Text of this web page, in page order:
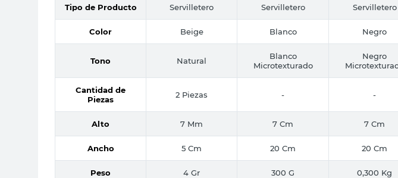
Tipo de Producto Servilletero Servilletero Servilletero
Color Beige Blanco Negro
Tono Natural
Blanco
Microtexturado
Negro
Cantidad de
Piezas
2 Piezas - -
Alto 7 Mm 7 Cm 7 Cm
Ancho 5 Cm 20 Cm 20 Cm
Peso 4 Gr 300 G 0,300 Kg